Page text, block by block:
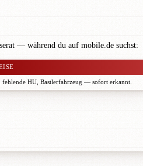
— während du auf mobile.de suchst:
fehlende HU, Bastlerfahrzeug — sofort erkannt.